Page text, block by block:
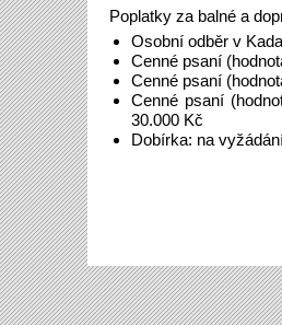
Poplatky za balné a
Osobní odběr v
Cenné psaní
Cenné psaní
Cenné psaní
30.000 Kč
Dobírka: na